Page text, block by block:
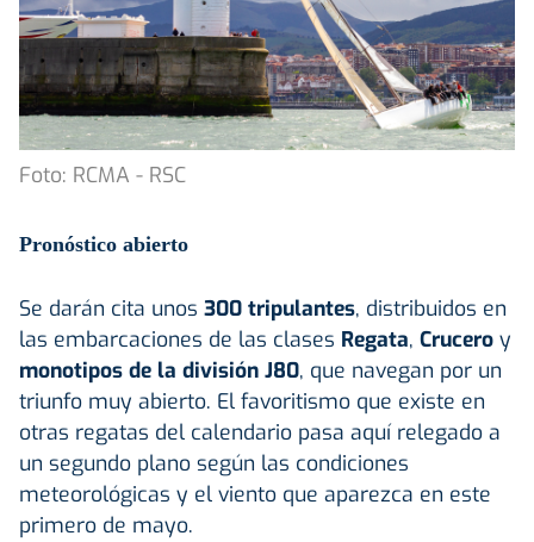
Foto: RCMA - RSC
Pronóstico abierto
Se darán cita unos 300 tripulantes, distribuidos en
las embarcaciones de las clases Regata, Crucero y
monotipos de la división J80, que navegan por un
triunfo muy abierto. El favoritismo que existe en
otras regatas del calendario pasa aquí relegado a
un segundo plano según las condiciones
meteorológicas y el viento que aparezca en este
primero de mayo.